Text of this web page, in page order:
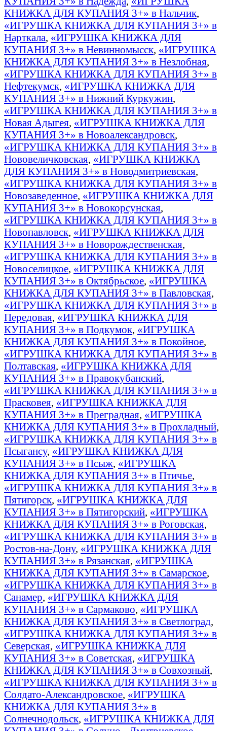
КНИЖКА ДЛЯ КУПАНИЯ 3+» в Нальчик,
«ИГРУШКА КНИЖКА ДЛЯ КУПАНИЯ 3+» в
Нарткала, «ИГРУШКА КНИЖКА ДЛЯ
КУПАНИЯ 3+» в Невинномысск, «ИГРУШКА
КНИЖКА ДЛЯ КУПАНИЯ 3+» в Незлобная,
«ИГРУШКА КНИЖКА ДЛЯ КУПАНИЯ 3+» в
Нефтекумск, «ИГРУШКА КНИЖКА ДЛЯ
КУПАНИЯ 3+» в Нижний Куркужин,
«ИГРУШКА КНИЖКА ДЛЯ КУПАНИЯ 3+» в
Новая Адыгея, «ИГРУШКА КНИЖКА ДЛЯ
КУПАНИЯ 3+» в Новоалександровск,
«ИГРУШКА КНИЖКА ДЛЯ КУПАНИЯ 3+» в
Нововеличковская, «ИГРУШКА КНИЖКА
ДЛЯ КУПАНИЯ 3+» в Новодмитриевская,
«ИГРУШКА КНИЖКА ДЛЯ КУПАНИЯ 3+» в
Новозаведенное, «ИГРУШКА КНИЖКА ДЛЯ
КУПАНИЯ 3+» в Новокорсунская,
«ИГРУШКА КНИЖКА ДЛЯ КУПАНИЯ 3+» в
Новопавловск, «ИГРУШКА КНИЖКА ДЛЯ
КУПАНИЯ 3+» в Новорождественская,
«ИГРУШКА КНИЖКА ДЛЯ КУПАНИЯ 3+» в
Новоселицкое, «ИГРУШКА КНИЖКА ДЛЯ
КУПАНИЯ 3+» в Октябрьское, «ИГРУШКА
КНИЖКА ДЛЯ КУПАНИЯ 3+» в Павловская,
«ИГРУШКА КНИЖКА ДЛЯ КУПАНИЯ 3+» в
Передовая, «ИГРУШКА КНИЖКА ДЛЯ
КУПАНИЯ 3+» в Подкумок, «ИГРУШКА
КНИЖКА ДЛЯ КУПАНИЯ 3+» в Покойное,
«ИГРУШКА КНИЖКА ДЛЯ КУПАНИЯ 3+» в
Полтавская, «ИГРУШКА КНИЖКА ДЛЯ
КУПАНИЯ 3+» в Правокубанский,
«ИГРУШКА КНИЖКА ДЛЯ КУПАНИЯ 3+» в
Прасковея, «ИГРУШКА КНИЖКА ДЛЯ
КУПАНИЯ 3+» в Преградная, «ИГРУШКА
КНИЖКА ДЛЯ КУПАНИЯ 3+» в Прохладный,
«ИГРУШКА КНИЖКА ДЛЯ КУПАНИЯ 3+» в
Псыгансу, «ИГРУШКА КНИЖКА ДЛЯ
КУПАНИЯ 3+» в Псыж, «ИГРУШКА
КНИЖКА ДЛЯ КУПАНИЯ 3+» в Птичье,
«ИГРУШКА КНИЖКА ДЛЯ КУПАНИЯ 3+» в
Пятигорск, «ИГРУШКА КНИЖКА ДЛЯ
КУПАНИЯ 3+» в Пятигорский, «ИГРУШКА
КНИЖКА ДЛЯ КУПАНИЯ 3+» в Роговская,
«ИГРУШКА КНИЖКА ДЛЯ КУПАНИЯ 3+» в
Ростов-на-Дону, «ИГРУШКА КНИЖКА ДЛЯ
КУПАНИЯ 3+» в Рязанская, «ИГРУШКА
КНИЖКА ДЛЯ КУПАНИЯ 3+» в Самарское,
«ИГРУШКА КНИЖКА ДЛЯ КУПАНИЯ 3+» в
Санамер, «ИГРУШКА КНИЖКА ДЛЯ
КУПАНИЯ 3+» в Сармаково, «ИГРУШКА
КНИЖКА ДЛЯ КУПАНИЯ 3+» в Светлоград,
«ИГРУШКА КНИЖКА ДЛЯ КУПАНИЯ 3+» в
Северская, «ИГРУШКА КНИЖКА ДЛЯ
КУПАНИЯ 3+» в Советская, «ИГРУШКА
КНИЖКА ДЛЯ КУПАНИЯ 3+» в Совхозный,
«ИГРУШКА КНИЖКА ДЛЯ КУПАНИЯ 3+» в
Солдато-Александровское, «ИГРУШКА
КНИЖКА ДЛЯ КУПАНИЯ 3+» в
Солнечнодольск, «ИГРУШКА КНИЖКА ДЛЯ